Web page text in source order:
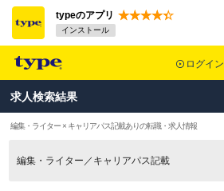
typeのアプリ
インストール
ログイン
求人検索結果
編集・ライター × キャリアパス記載ありの転職・求人情報
編集・ライター／キャリアパス記載